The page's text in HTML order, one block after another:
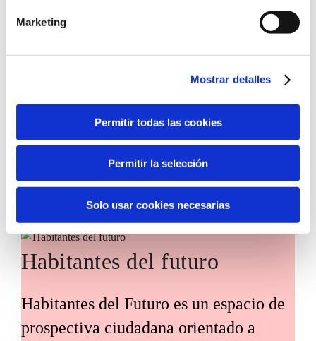
Marketing
Mostrar detalles
Permitir todas las cookies
Permitir la selección
Solo usar cookies necesarias
Convocatoria de ayudas para impulsar
la incorporación de tecnologías
innovadoras en entidades del tercer
sector, con el objetivo de acelerar la
transformación social en nuestro
territorio.
Habitantes del futuro
Habitantes del Futuro es un espacio de
prospectiva ciudadana orientado a